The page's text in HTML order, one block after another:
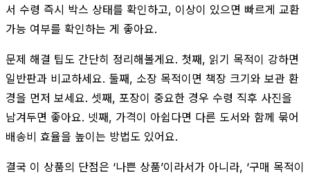
서 수령 즉시 박스 상태를 확인하고, 이상이 있으면 빠르게 교환
가능 여부를 확인하는 게 좋아요.
문제 해결 팁도 간단히 정리해볼게요. 첫째, 읽기 목적이 강하면
일반판과 비교하세요. 둘째, 소장 목적이면 책장 크기와 보관 환
경을 먼저 보세요. 셋째, 포장이 중요한 경우 수령 직후 사진을
남겨두면 좋아요. 넷째, 가격이 아쉽다면 다른 도서와 함께 묶어
배송비 효율을 높이는 방법도 있어요.
결국 이 상품의 단점은 ‘나쁜 상품’이라서가 아니라, ‘구매 목적이